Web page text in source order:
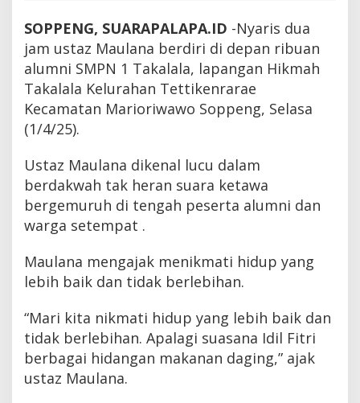
SOPPENG, SUARAPALAPA.ID -Nyaris dua
jam ustaz Maulana berdiri di depan ribuan
alumni SMPN 1 Takalala, lapangan Hikmah
Takalala Kelurahan Tettikenrarae
Kecamatan Marioriwawo Soppeng, Selasa
(1/4/25).
Ustaz Maulana dikenal lucu dalam
berdakwah tak heran suara ketawa
bergemuruh di tengah peserta alumni dan
warga setempat .
Maulana mengajak menikmati hidup yang
lebih baik dan tidak berlebihan.
“Mari kita nikmati hidup yang lebih baik dan
tidak berlebihan. Apalagi suasana Idil Fitri
berbagai hidangan makanan daging,” ajak
ustaz Maulana.